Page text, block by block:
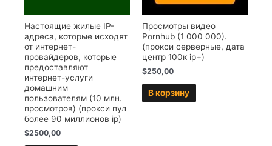
Настоящие жилые IP-
адреса, которые исходят
от интернет-
провайдеров, которые
предоставляют
интернет-услуги
домашним
пользователям (10 млн.
просмотров) (прокси пул
более 90 миллионов ip)
$2500,00
Просмотры видео
Pornhub (1 000 000).
(прокси серверные, дата
центр 100к ip+)
$250,00
В корзину